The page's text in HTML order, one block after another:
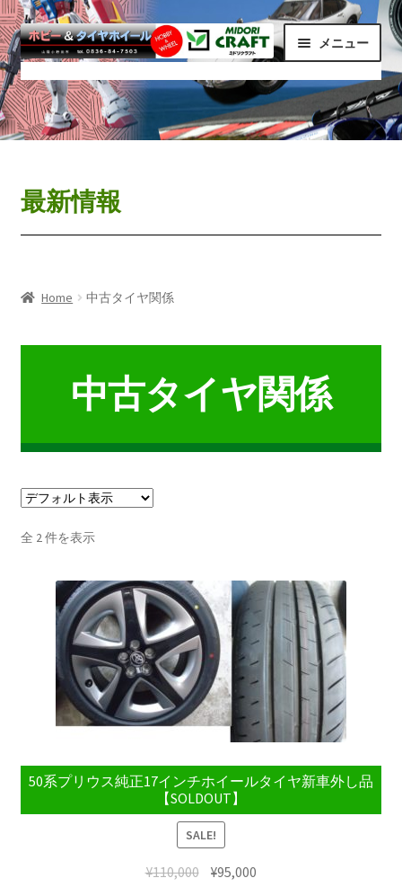
ナ
ビ
ゲ
ー
シ
ョ
へ
ス
キ
コ
ン
テ
ン
ツ
へ
キ
ッ
プ
メニュー
ホームページ
最新情報
カート
利用規約
最新情報
Home 中古タイヤ関係
中古タイヤ関係
全 2 件を表示
50系プリウス純正17インチホイールタイヤ新車外し品
【SOLDOUT】
SALE!
¥110,000 ¥95,000